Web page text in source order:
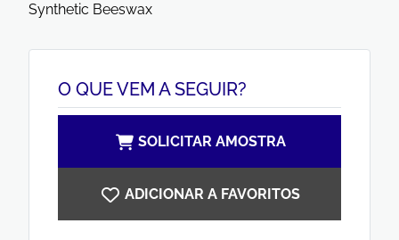
Synthetic Beeswax
O QUE VEM A SEGUIR?
SOLICITAR AMOSTRA
ADICIONAR A FAVORITOS